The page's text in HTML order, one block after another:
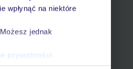
wpłynąć na niektóre
jednak
prywatności